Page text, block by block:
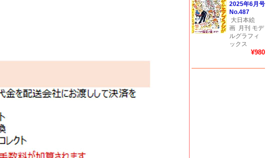
2025年6月号
No.487
大日本絵
画 月刊 モデ
ルグラフィ
ックス
¥980